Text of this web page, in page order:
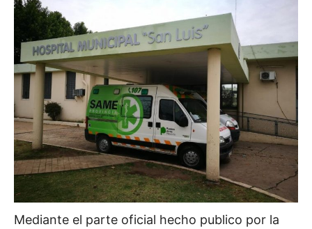
Mediante el parte oficial hecho publico por la